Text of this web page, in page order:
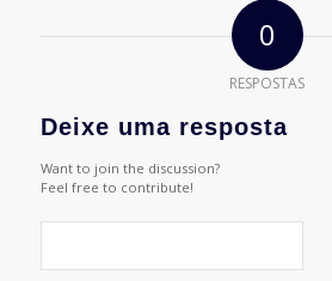
0
RESPOSTAS
Deixe uma resposta
Want to join the discussion?
Feel free to contribute!